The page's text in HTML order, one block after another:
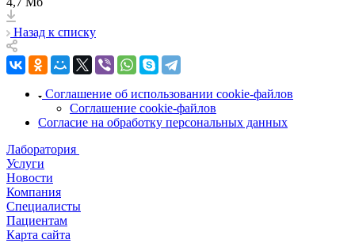
Назад к списку
Соглашение об использовании cookie-файлов
Соглашение cookie-файлов
Согласие на обработку персональных данных
Лаборатория
Услуги
Новости
Компания
Специалисты
Пациентам
Карта сайта